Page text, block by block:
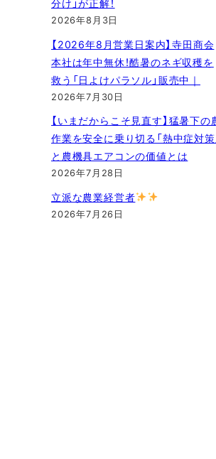
分け」が正解！
2026年8月3日
【2026年8月営業日案内】寺田商会
本社は年中無休！酷暑のネギ収穫を
救う「日よけパラソル」販売中｜
2026年7月30日
【いまだからこそ見直す】猛暑下の
作業を安全に乗り切る「熱中症対策
と農機具エアコンの価値とは
2026年7月28日
立派な農業経営者
2026年7月26日